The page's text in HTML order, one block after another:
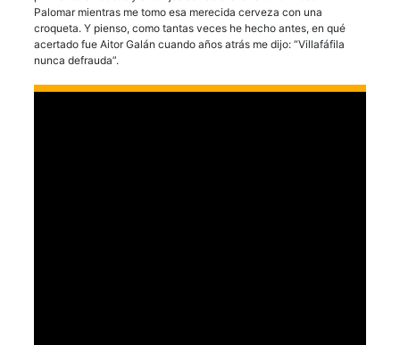
Palomar mientras me tomo esa merecida cerveza con una
croqueta. Y pienso, como tantas veces he hecho antes, en qué
acertado fue Aitor Galán cuando años atrás me dijo: “Villafáfila
nunca defrauda”.